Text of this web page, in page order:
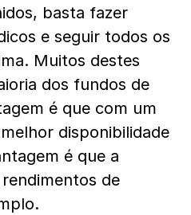
basta fazer
e seguir todos os
Muitos destes
dos fundos de
é que com um
disponibilidade
é que a
de